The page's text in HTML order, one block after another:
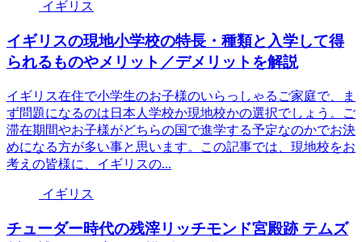
イギリス
イギリスの現地小学校の特長・種類と入学して得
られるものやメリット／デメリットを解説
イギリス在住で小学生のお子様のいらっしゃるご家庭で、ま
ず問題になるのは日本人学校か現地校かの選択でしょう。ご
滞在期間やお子様がどちらの国で進学する予定なのかでお決
めになる方が多い事と思います。この記事では、現地校をお
考えの皆様に、イギリスの...
イギリス
チューダー時代の残滓リッチモンド宮殿跡 テムズ